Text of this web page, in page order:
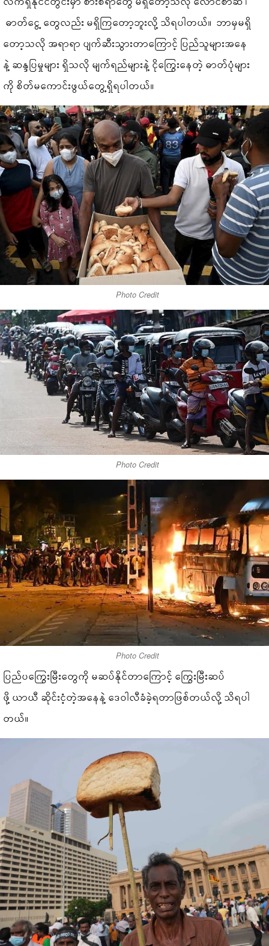
ဓာတ်ငွေ့ တွေလည်း မရှိကြတော့ဘူးလို့ သိရပါတယ်။ ဘာမှမရှိ
တော့သလို အရာရာ ပျက်ဆီးသွားတာကြောင့် ပြည်သူများအနေ
နဲ့ ဆန္ဒပြမှုများ ရှိသလို မျက်ရည်များနဲ့ ငိုကြွေးနေတဲ့ ဓာတ်ပုံများ
ကို စိတ်မကောင်းဖွယ်တွေ့ရှိရပါတယ်။
Photo Credit
Photo Credit
Photo Credit
ပြည်ပကြွေးမြီးတွေကို မဆပ်နိုင်တာကြောင့် ကြွေးမြီးဆပ်
ဖို့ ယာယီ ဆိုင်းငံ့တဲ့အနေနဲ့ ဒေဝါလီခံခဲ့ရတာဖြစ်တယ်လို့ သိရပါ
တယ်။